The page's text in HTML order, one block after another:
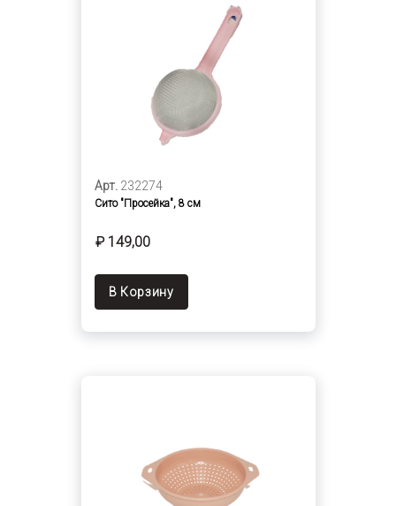
Арт. 232274
Сито "Просейка", 8 см
₽ 149,00
В Корзину